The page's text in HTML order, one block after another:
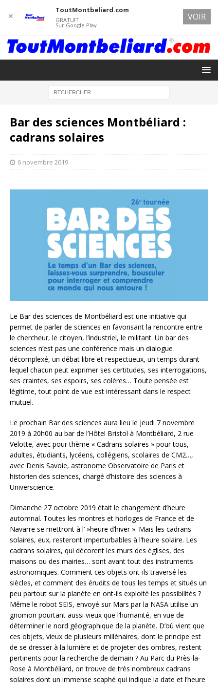
Bar des sciences Montbéliard :
cadrans solaires
6 novembre 2019
Le Bar des sciences de Montbéliard est une initiative qui
permet de parler de sciences en favorisant la rencontre entre
le chercheur, le citoyen, l’industriel, le militant. Un bar des
sciences n’est pas une conférence mais un dialogue
décomplexé, un débat libre et respectueux, un temps durant
lequel chacun peut exprimer ses certitudes, ses interrogations,
ses craintes, ses espoirs, ses colères… Toute pensée est
légitime, tout point de vue est intéressant dans le respect
mutuel.
Le prochain Bar des sciences aura lieu le jeudi 7 novembre
2019 à 20h00 au bar de l’Hôtel Bristol à Montbéliard, 2 rue
Velotte, avec pour thème « Cadrans solaires » pour tous,
adultes, étudiants, lycéens, collégiens, scolaires de CM2…,
avec Denis Savoie, astronome Observatoire de Paris et
historien des sciences, chargé d’histoire des sciences à
Universcience.
Dimanche 27 octobre 2019 était le changement d’heure
automnal. Toutes les montres et horloges de France et de
Navarre se mettront à l’ »heure d’hiver ». Mais les cadrans
solaires, eux, resteront imperturbables à l’heure solaire. Les
cadrans solaires, qui décorent les murs des églises, des
maisons ou des mairies… sont avant tout des instruments
astronomiques. Comment ces objets ont-ils traversé les
siècles, et comment des érudits de tous les temps et situés un
peu partout sur la planète en ont-ils exploité les possibilités ?
Même le robot SEIS, envoyé sur Mars par la NASA utilise un
gnomon pourtant aussi vieux que l’humanité, en vue de
déterminer le nord géographique de la planète. D’où vient que
ces objets, vieux de plusieurs millénaires, dont le principe est
de se dresser à la lumière et de projeter des ombres, restent
pertinents pour la recherche de demain ? Au Parc du Près-la-
Rose à Montbéliard, on trouve de très nombreux cadrans
solaires dont un immense scaphé qui indique la date et l’heure
✕
ToutMontbeliard.com
GRATUIT
Sur Google Play
VOIR